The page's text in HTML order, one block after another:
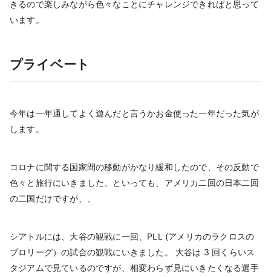
きるので楽しみながら色々なことにチャレンジできればと思って
います。
プライベート
今年は一年通してよく遊んだと言うかお金使った一年だった気が
します。
コロナに関する国家間の移動がかなり緩和したので、その反動で
色々と旅行にいきました。といっても、アメリカ二回の日本二回
の二国だけですが、、
シアトルには、大谷の観戦に一回、PLL (アメリカのラクロスの
プロリーグ）の試合の観戦にいきました。 大谷は 3 回くらいス
タジアムで見ているのですが、相変わらず見にいきたくなる選手